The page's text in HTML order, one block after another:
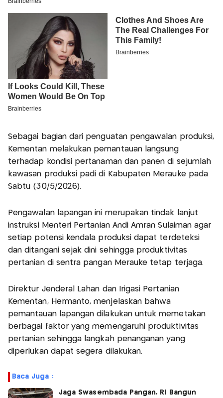
Sebagai bagian dari penguatan pengawalan produksi,
Kementan melakukan pemantauan langsung
terhadap kondisi pertanaman dan panen di sejumlah
kawasan produksi padi di Kabupaten Merauke pada
Sabtu (30/5/2026).
Pengawalan lapangan ini merupakan tindak lanjut
instruksi Menteri Pertanian Andi Amran Sulaiman agar
setiap potensi kendala produksi dapat terdeteksi
dan ditangani sejak dini sehingga produktivitas
pertanian di sentra pangan Merauke tetap terjaga.
Direktur Jenderal Lahan dan Irigasi Pertanian
Kementan, Hermanto, menjelaskan bahwa
pemantauan lapangan dilakukan untuk memetakan
berbagai faktor yang memengaruhi produktivitas
pertanian sehingga langkah penanganan yang
diperlukan dapat segera dilakukan.
Baca Juga :
Jaga Swasembada Pangan, RI Bangun